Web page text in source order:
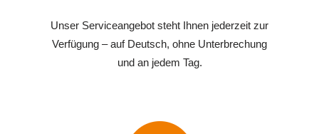
Unser Serviceangebot steht Ihnen jederzeit zur
Verfügung – auf Deutsch, ohne Unterbrechung
und an jedem Tag.